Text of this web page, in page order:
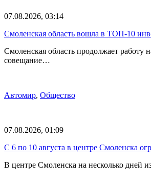
07.08.2026, 03:14
Смоленская область вошла в ТОП-10
Смоленская область продолжает
совещание…
Автомир, Общество
07.08.2026, 01:09
С 6 по 10 августа в центре Смоленска
В центре Смоленска на несколько дней